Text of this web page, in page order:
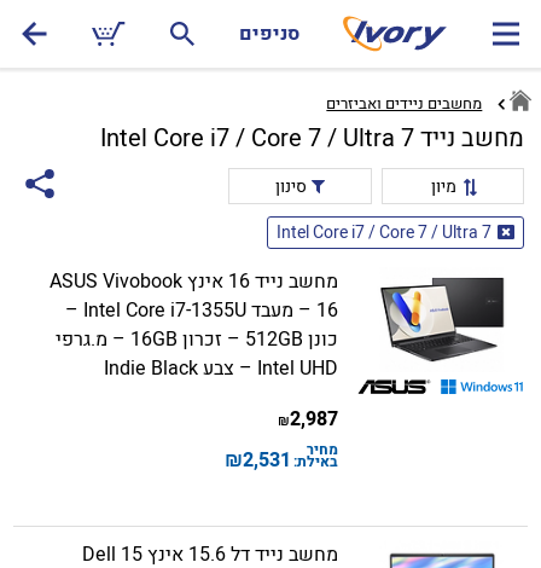
סניפים
מחשבים ניידים ואביזרים
מחשב נייד Intel Core i7 / Core 7 / Ultra 7
מיון
סינון
Intel Core i7 / Core 7 / Ultra 7
מחשב נייד 16 אינץ ASUS Vivobook
16 – מעבד Intel Core i7-1355U –
כונן 512GB – זכרון 16GB – מ.גרפי
Intel UHD – צבע Indie Black
2,987
₪
מחיר
באילת: 2,531
₪
מחשב נייד דל 15.6 אינץ Dell 15